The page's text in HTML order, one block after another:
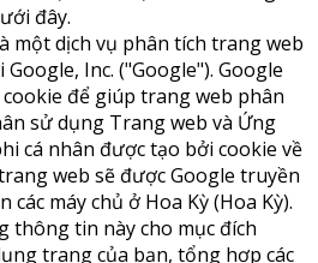
đây.
một dịch vụ phân tích trang web
Inc. ("Google"). Google
để giúp trang web phân
sử dụng Trang web và Ứng
cá nhân được tạo bởi cookie về
web sẽ được Google truyền
máy chủ ở Hoa Kỳ (Hoa Kỳ).
thông tin này cho mục đích
trang của bạn, tổng hợp các